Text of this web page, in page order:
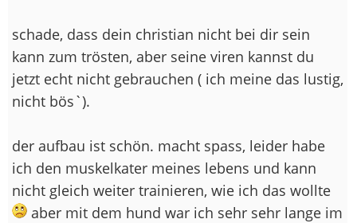
schade, dass dein christian nicht bei dir sein
kann zum trösten, aber seine viren kannst du
jetzt echt nicht gebrauchen ( ich meine das lustig,
nicht bös`).
der aufbau ist schön. macht spass, leider habe
ich den muskelkater meines lebens und kann
nicht gleich weiter trainieren, wie ich das wollte
aber mit dem hund war ich sehr sehr lange im